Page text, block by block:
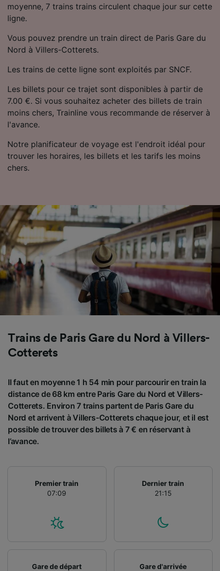
moyenne, 7 trains trains circulent chaque jour sur cette
ligne.
Vous pouvez prendre un train direct de Paris Gare du
Nord à Villers-Cotterets.
Les trains de cette ligne sont exploités par SNCF.
Les billets pour ce trajet sont disponibles à partir de
7.00 €. Si vous souhaitez acheter des billets de train
moins chers, Trainline vous recommande de réserver à
l'avance.
Notre planificateur de voyage est l'endroit idéal pour
trouver les horaires, les billets et les tarifs les moins
chers.
Trains de Paris Gare du Nord à Villers-
Cotterets
Il faut en moyenne 1 h 54 min pour parcourir en train la
distance de 68 km entre Paris Gare du Nord et Villers-
Cotterets. Environ 7 trains partent de Paris Gare du
Nord et arrivent à Villers-Cotterets chaque jour, et il est
possible de trouver des billets à 7 € en réservant à
l’avance.
Premier train
07:09
Dernier train
21:15
Gare de départ
Gare d'arrivée
Utiliser des données de géolocalisation
précises. Analyser activement les
l’identification. Stocker et/ou accéder à des
informations sur un appareil. Publicités et
performance des publicités et du contenu,
études d’audience et développement de
services.
Liste de nos partenaires (fournisseurs)